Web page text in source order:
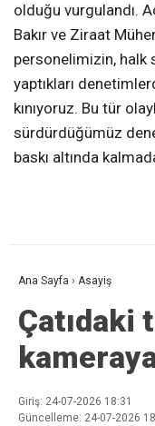
olduğu vurgulandı.
Bakır ve Ziraat
personelimizin, halk
yaptıkları
kınıyoruz. Bu tür
sürdürdüğümüz
baskı altında
Ana Sayfa › Asayiş
Çatıdaki
Giriş: 24-07-2026 18:31
Güncelleme: 24-07-2026